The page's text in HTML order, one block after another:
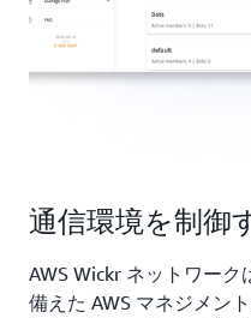
通信環境を制御
AWS Wickr ネットワー
備えた AWS マネジメン